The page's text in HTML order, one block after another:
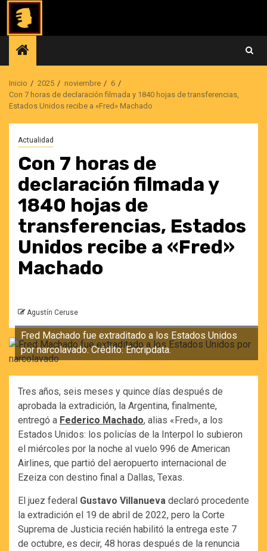
Saltar
contenido
Inicio 2025 noviembre
6
Con 7 horas de declaración filmada y 1840 hojas de transferencias,
Estados Unidos recibe a «Fred» Machado
Actualidad
Con 7 horas de
declaración filmada y
1840 hojas de
transferencias, Estados
Unidos recibe a «Fred»
Machado
Agustín Ceruse
Fred Machado fue extraditado a los Estados Unidos
por narcolavado. Crédito: Encripdata.
Tres años, seis meses y quince días después de
aprobada la extradición, la Argentina, finalmente,
entregó a Federico Machado, alias «Fred», a los
Estados Unidos: los policías de la Interpol lo subieron
el miércoles por la noche al vuelo 996 de American
Airlines, que partió del aeropuerto internacional de
Ezeiza con destino final a Dallas, Texas.
El juez federal Gustavo Villanueva declaró procedente
la extradición el 19 de abril de 2022, pero la Corte
Suprema de Justicia recién habilitó la entrega este 7
de octubre, es decir, 48 horas después de la renuncia